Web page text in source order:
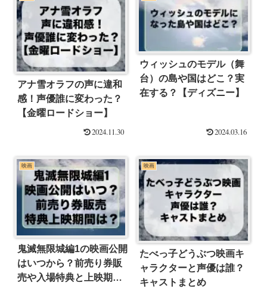
アナ雪オラフの声に違和
感！声優誰に変わった？
【金曜ロードショー】
2024.11.30
ウィッシュのモデル（舞
台）の島や国はどこ？実
在する？【ディズニー】
2024.03.16
映画
鬼滅無限城編1の映画公開
はいつから？前売り券販
売や入場特典と上映期間
映画
たべっ子どうぶつ映画キ
ャラクターと声優は誰？
キャストまとめ